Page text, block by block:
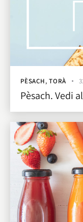
PÈSACH,TORÀ
Pèsach. Vedi